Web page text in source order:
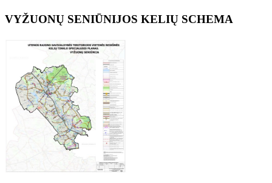
VYŽUONŲ SENIŪNIJOS KELIŲ SCHEMA